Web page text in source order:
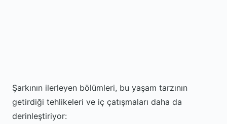
Şarkının ilerleyen bölümleri, bu yaşam tarzının
getirdiği tehlikeleri ve iç çatışmaları daha da
derinleştiriyor: